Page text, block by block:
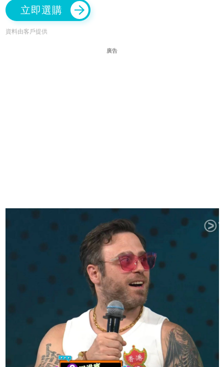
立即選購
資料由客戶提供
廣告